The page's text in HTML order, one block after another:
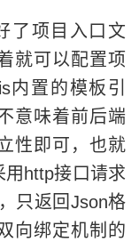
项目入口文
就可以配置项
内置的模板引
意味着前后端
性即可，也就
用http接口请求
只返回Json格
向绑定机制的